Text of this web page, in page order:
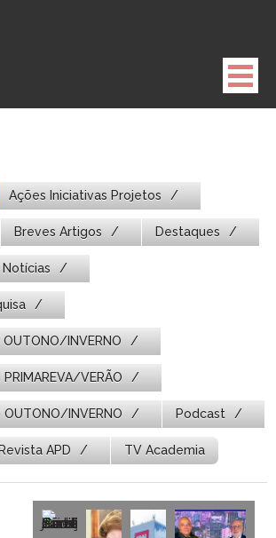
Ações Iniciativas Projetos
Breves Artigos Destaques
Notícias
INVERNO
VERÃO
INVERNO Podcast
Revista APD TV Academia